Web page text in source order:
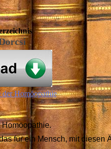
der Homöopathie
für ein Mensch, mit